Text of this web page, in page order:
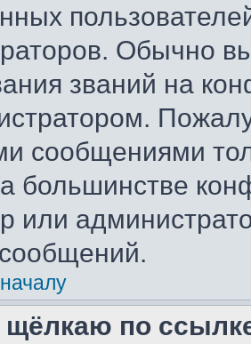
Обычно
званий на
сообщениями
большинстве
или
щёлкаю по